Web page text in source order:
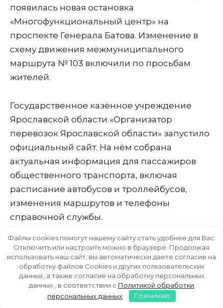
появилась новая остановка
«Многофункциональный центр» на
проспекте Генерала Батова. Изменение в
схему движения межмуниципального
маршрута № 103 включили по просьбам
жителей.
Государственное казённое учреждение
Ярославской области «Организатор
перевозок Ярославской области» запустило
официальный сайт. На нём собрана
актуальная информация для пассажиров
общественного транспорта, включая
расписание автобусов и троллейбусов,
изменения маршрутов и телефоны
справочной службы.
В Рыбинске водители автобусов начали
завешивать окна иконами и плакатами для
защиты от солнца, что вызывает жалобы
пассажиров. Перевозчики объясняют это
необходимостью из-за сильного
Файлы cookies помогут нашему сайту стать удобнее для Вас.
Отключить или настроить можно в браузере. Продолжая
использовать наш сайт, вы автоматически даете согласие на
обработку файлов Cookies и других пользовательских
данных, а также согласие на обработку персональных
данных , в соответствии с Политикой обработки
персональных данных
Принимаю